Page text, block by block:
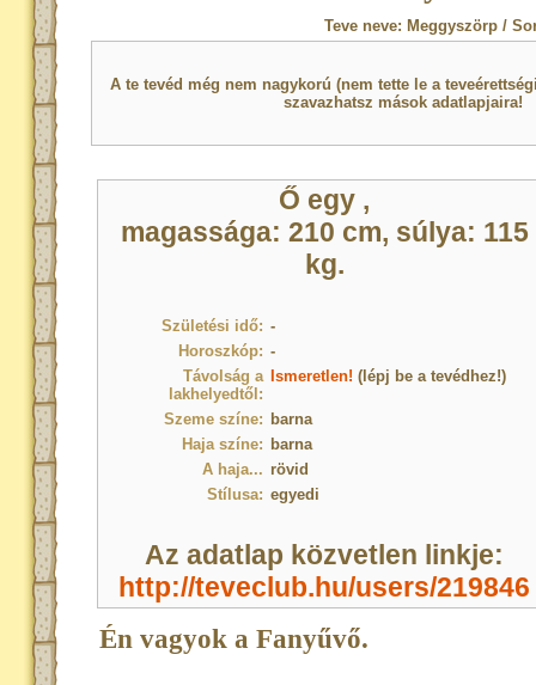
Teve neve: Meggyszörp /
A te tevéd még nem nagykorú (nem tette le a
szavazhatsz mások adatlapjaira!
Ő egy ,
magassága: 210 cm, súlya: 115
kg.
Születési idő: -
Horoszkóp: -
Távolság a
lakhelyedtől:
Ismeretlen! (lépj be a tevédhez!)
Szeme színe: barna
Haja színe: barna
A haja... rövid
Stílusa: egyedi
Az adatlap közvetlen linkje:
http://teveclub.hu/users/219846
Én vagyok a Fanyűvő.